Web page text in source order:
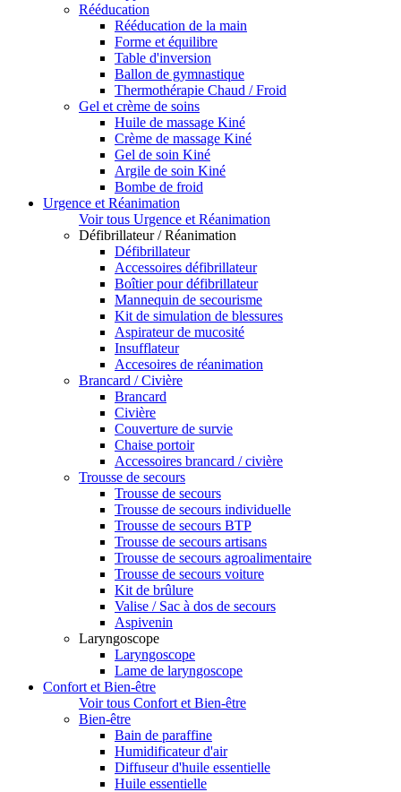
Rééducation
Rééducation de la main
Forme et équilibre
Table d'inversion
Ballon de gymnastique
Thermothérapie Chaud / Froid
Gel et crème de soins
Huile de massage Kiné
Crème de massage Kiné
Gel de soin Kiné
Argile de soin Kiné
Bombe de froid
Urgence et Réanimation
Voir tous Urgence et Réanimation
Défibrillateur / Réanimation
Défibrillateur
Accessoires défibrillateur
Boîtier pour défibrillateur
Mannequin de secourisme
Kit de simulation de blessures
Aspirateur de mucosité
Insufflateur
Accesoires de réanimation
Brancard / Civière
Brancard
Civière
Couverture de survie
Chaise portoir
Accessoires brancard / civière
Trousse de secours
Trousse de secours
Trousse de secours individuelle
Trousse de secours BTP
Trousse de secours artisans
Trousse de secours agroalimentaire
Trousse de secours voiture
Kit de brûlure
Valise / Sac à dos de secours
Aspivenin
Laryngoscope
Laryngoscope
Lame de laryngoscope
Confort et Bien-être
Voir tous Confort et Bien-être
Bien-être
Bain de paraffine
Humidificateur d'air
Diffuseur d'huile essentielle
Huile essentielle